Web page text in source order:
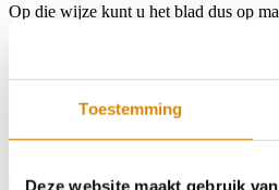
Toestemming
Deze website maakt gebruik
Op die wijze kunt u het blad dus op
3582RM RPO
Afwerking:32mm ABS